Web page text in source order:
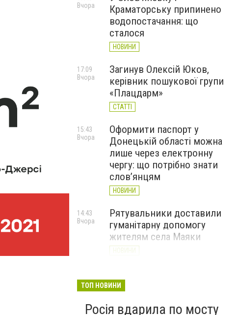
Краматорську припинено
водопостачання: що
сталося
НОВИНИ
Вчора
Загинув Олексій Юков,
керівник пошукової групи
«Плацдарм»
СТАТТІ
17:09
Вчора
Оформити паспорт у
Донецькій області можна
лише через електронну
чергу: що потрібно знати
слов’янцям
НОВИНИ
15:43
Вчора
Рятувальники доставили
гуманітарну допомогу
жителям села Маяки
НОВИНИ
14:43
Вчора
онлайн-акція до Дня молоді
Вчора
ТОП НОВИНИ
Росія вдарила по мосту